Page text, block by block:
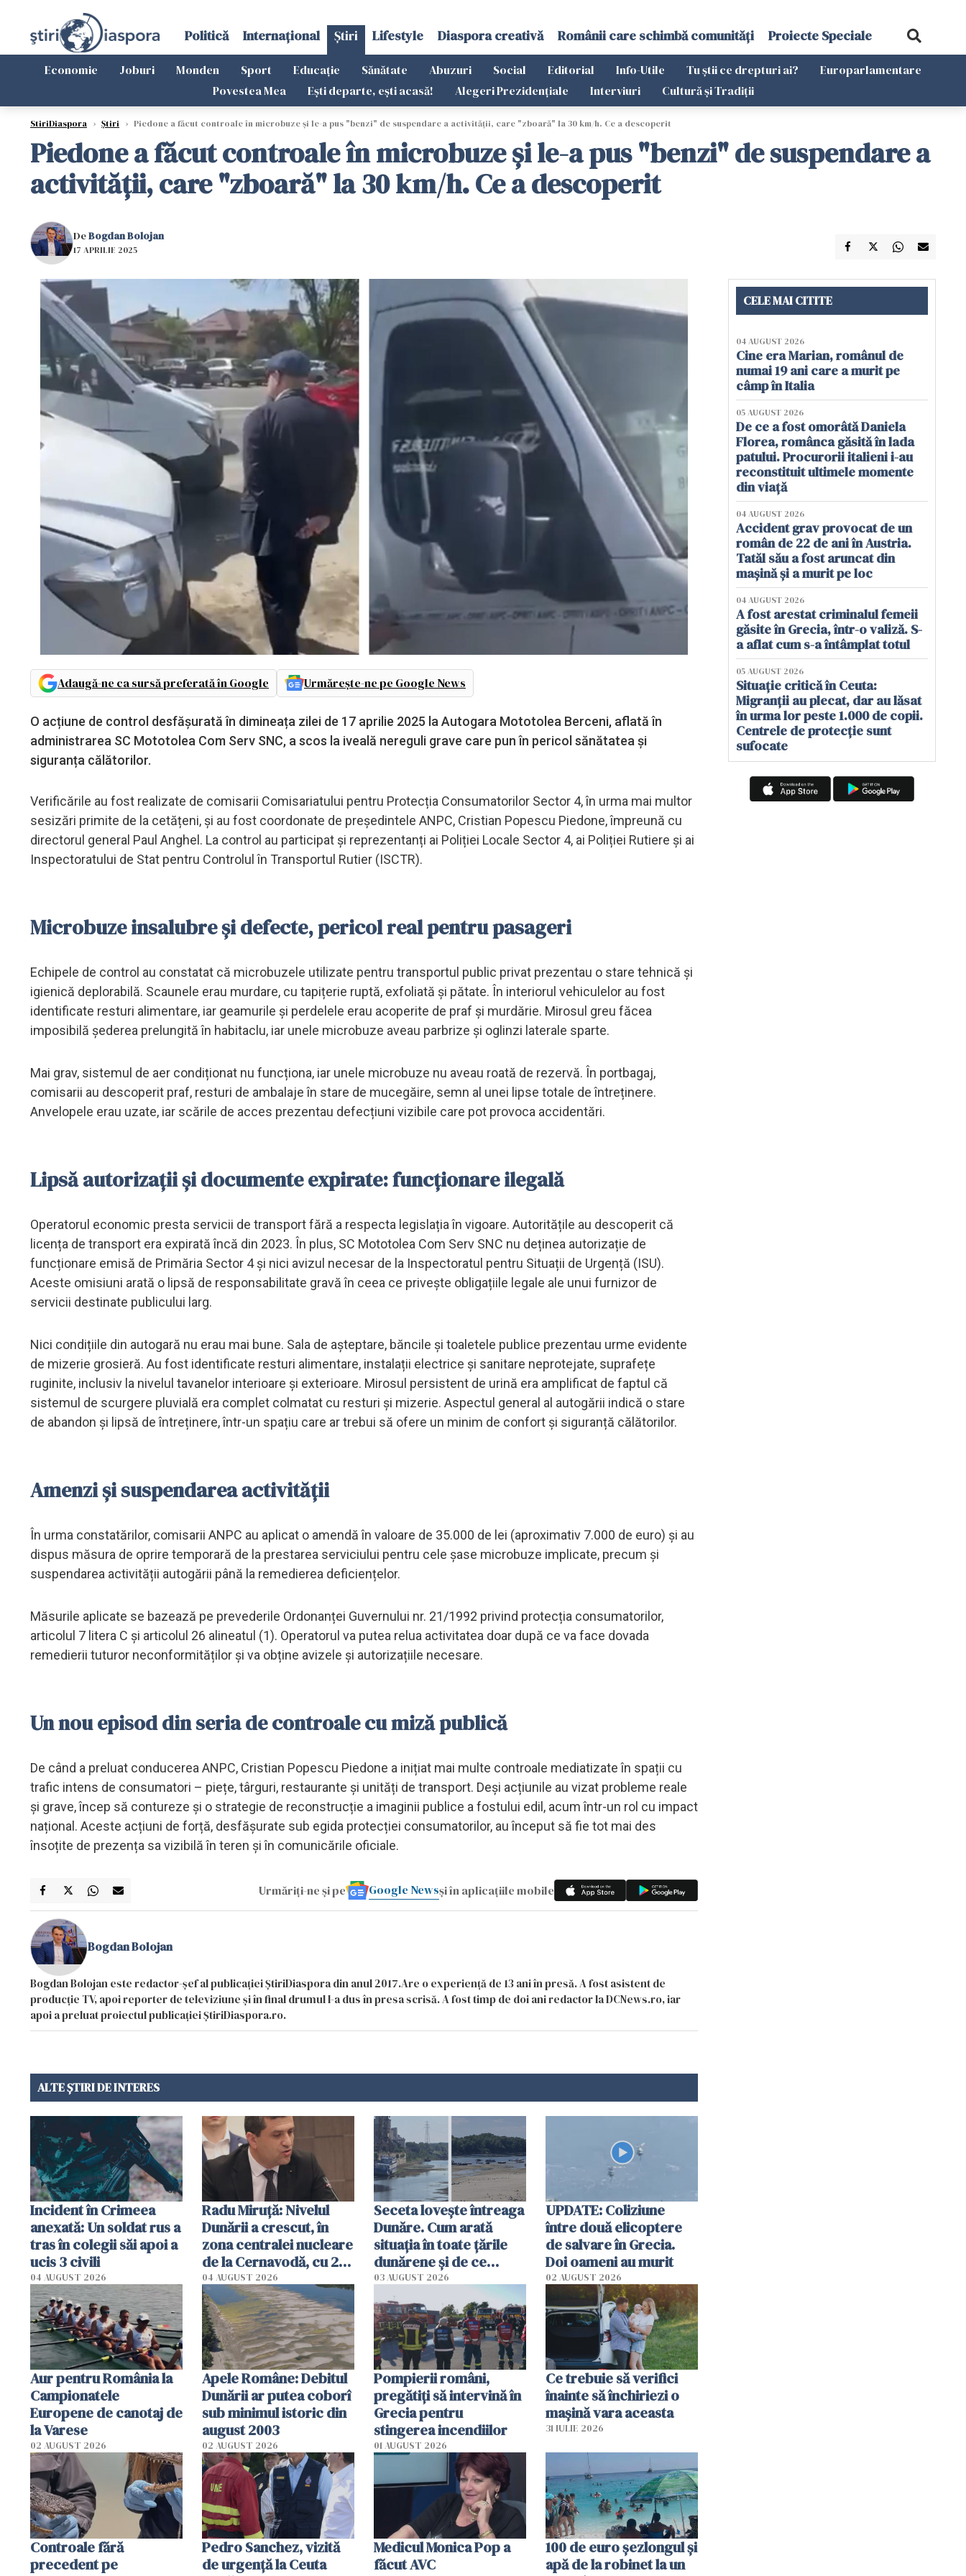
Politică Internațional Știri Lifestyle Diaspora creativă Românii care schimbă comunități Proiecte Speciale
Economie Joburi Monden Sport Educație Sănătate Abuzuri Social Editorial Info-Utile Tu știi ce drepturi ai?
Europarlamentare
Povestea Mea
Ești departe, ești acasă! Alegeri Prezidențiale Interviuri Cultură și Tradiții
StiriDiaspora › Știri › Piedone a făcut controale în microbuze și le-a pus "benzi" de suspendare a activității, care "zboară" la 30 km/h. Ce a descoperit
Piedone a făcut controale în microbuze și le-a pus "benzi" de suspendare a
activității, care "zboară" la 30 km/h. Ce a descoperit
DeBogdan Bolojan
17 APRILIE 2025
Adaugă-ne ca sursă preferată în Google Urmărește-ne pe Google News
O acțiune de control desfășurată în dimineața zilei de 17 aprilie 2025 la Autogara Mototolea Berceni, aflată în
administrarea SC Mototolea Com Serv SNC, a scos la iveală nereguli grave care pun în pericol sănătatea și
siguranța călătorilor.
Verificările au fost realizate de comisarii Comisariatului pentru Protecția Consumatorilor Sector 4, în urma mai multor
sesizări primite de la cetățeni, și au fost coordonate de președintele ANPC, Cristian Popescu Piedone, împreună cu
directorul general Paul Anghel. La control au participat și reprezentanți ai Poliției Locale Sector 4, ai Poliției Rutiere și ai
Inspectoratului de Stat pentru Controlul în Transportul Rutier (ISCTR).
Microbuze insalubre și defecte, pericol real pentru pasageri
Echipele de control au constatat că microbuzele utilizate pentru transportul public privat prezentau o stare tehnică și
igienică deplorabilă. Scaunele erau murdare, cu tapițerie ruptă, exfoliată și pătate. În interiorul vehiculelor au fost
identificate resturi alimentare, iar geamurile și perdelele erau acoperite de praf și murdărie. Mirosul greu făcea
imposibilă șederea prelungită în habitaclu, iar unele microbuze aveau parbrize și oglinzi laterale sparte.
Mai grav, sistemul de aer condiționat nu funcționa, iar unele microbuze nu aveau roată de rezervă. În portbagaj,
comisarii au descoperit praf, resturi de ambalaje în stare de mucegăire, semn al unei lipse totale de întreținere.
Anvelopele erau uzate, iar scările de acces prezentau defecțiuni vizibile care pot provoca accidentări.
Lipsă autorizații și documente expirate: funcționare ilegală
Operatorul economic presta servicii de transport fără a respecta legislația în vigoare. Autoritățile au descoperit că
licența de transport era expirată încă din 2023. În plus, SC Mototolea Com Serv SNC nu deținea autorizație de
funcționare emisă de Primăria Sector 4 și nici avizul necesar de la Inspectoratul pentru Situații de Urgență (ISU).
Aceste omisiuni arată o lipsă de responsabilitate gravă în ceea ce privește obligațiile legale ale unui furnizor de
servicii destinate publicului larg.
Nici condițiile din autogară nu erau mai bune. Sala de așteptare, băncile și toaletele publice prezentau urme evidente
de mizerie grosieră. Au fost identificate resturi alimentare, instalații electrice și sanitare neprotejate, suprafețe
ruginite, inclusiv la nivelul tavanelor interioare și exterioare. Mirosul persistent de urină era amplificat de faptul că
sistemul de scurgere pluvială era complet colmatat cu resturi și mizerie. Aspectul general al autogării indică o stare
de abandon și lipsă de întreținere, într-un spațiu care ar trebui să ofere un minim de confort și siguranță călătorilor.
Amenzi și suspendarea activității
În urma constatărilor, comisarii ANPC au aplicat o amendă în valoare de 35.000 de lei (aproximativ 7.000 de euro) și au
dispus măsura de oprire temporară de la prestarea serviciului pentru cele șase microbuze implicate, precum și
suspendarea activității autogării până la remedierea deficiențelor.
Măsurile aplicate se bazează pe prevederile Ordonanței Guvernului nr. 21/1992 privind protecția consumatorilor,
articolul 7 litera C și articolul 26 alineatul (1). Operatorul va putea relua activitatea doar după ce va face dovada
remedierii tuturor neconformităților și va obține avizele și autorizațiile necesare.
Un nou episod din seria de controale cu miză publică
De când a preluat conducerea ANPC, Cristian Popescu Piedone a inițiat mai multe controale mediatizate în spații cu
trafic intens de consumatori – piețe, târguri, restaurante și unități de transport. Deși acțiunile au vizat probleme reale
și grave, încep să contureze și o strategie de reconstrucție a imaginii publice a fostului edil, acum într-un rol cu impact
național. Aceste acțiuni de forță, desfășurate sub egida protecției consumatorilor, au început să fie tot mai des
însoțite de prezența sa vizibilă în teren și în comunicările oficiale.
Urmăriți-ne și pe Google Newsși în aplicațiile mobile
Bogdan Bolojan
Bogdan Bolojan este redactor-șef al publicației ȘtiriDiaspora din anul 2017.Are o experiență de 13 ani în presă. A fost asistent de
producție TV, apoi reporter de televiziune și în final drumul l-a dus în presa scrisă. A fost timp de doi ani redactor la DCNews.ro, iar
apoi a preluat proiectul publicației ȘtiriDiaspora.ro.
ALTE ȘTIRI DE INTERES
Incident în Crimeea
anexată: Un soldat rus a
tras în colegii săi apoi a
ucis 3 civili
04 AUGUST 2026
Radu Miruţă: Nivelul
Dunării a crescut, în
zona centralei nucleare
de la Cernavodă, cu 2
cm faţă de ziua trecută
04 AUGUST 2026
Seceta lovește întreaga
Dunăre. Cum arată
situația în toate țările
dunărene și de ce
România resimte
efectele, deși a plouat
în iulie
03 AUGUST 2026
UPDATE: Coliziune
între două elicoptere
de salvare în Grecia.
Doi oameni au murit
02 AUGUST 2026
Aur pentru România la
Campionatele
Europene de canotaj de
la Varese
02 AUGUST 2026
Apele Române: Debitul
Dunării ar putea coborî
sub minimul istoric din
august 2003
02 AUGUST 2026
Pompierii români,
pregătiţi să intervină în
Grecia pentru
stingerea incendiilor
01 AUGUST 2026
Ce trebuie să verifici
înainte să închiriezi o
mașină vara aceasta
31 IULIE 2026
Controale fără
precedent pe
Pedro Sanchez, vizită
de urgență la Ceuta
Medicul Monica Pop a
făcut AVC
100 de euro șezlongul și
apă de la robinet la un
CELE MAI CITITE
04 AUGUST 2026
Cine era Marian, românul de
numai 19 ani care a murit pe
câmp în Italia
05 AUGUST 2026
De ce a fost omorâtă Daniela
Florea, românca găsită în lada
patului. Procurorii italieni i-au
reconstituit ultimele momente
din viață
04 AUGUST 2026
Accident grav provocat de un
român de 22 de ani în Austria.
Tatăl său a fost aruncat din
mașină și a murit pe loc
04 AUGUST 2026
A fost arestat criminalul femeii
găsite în Grecia, într-o valiză. S-
a aflat cum s-a întâmplat totul
05 AUGUST 2026
Situație critică în Ceuta:
Migranții au plecat, dar au lăsat
în urma lor peste 1.000 de copii.
Centrele de protecție sunt
sufocate